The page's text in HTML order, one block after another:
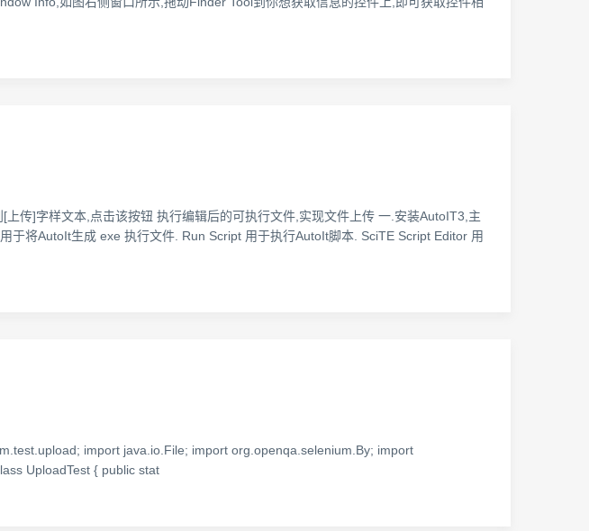
传]字样文本,点击该按钮 执行编辑后的可执行文件,实现文件上传 一.安装AutoIT3,主
将AutoIt生成 exe 执行文件. Run Script 用于执行AutoIt脚本. SciTE Script Editor 用
import java.io.File; import org.openqa.selenium.By; import
UploadTest { public stat